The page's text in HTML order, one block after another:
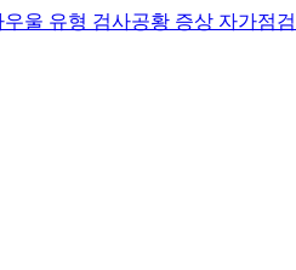
우울 유형 검사공황 증상 자가점검